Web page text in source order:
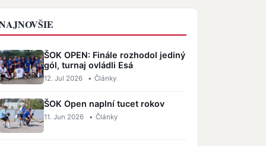
ŠOK OPEN: Finále rozhodol jediný
gól, turnaj ovládli Esá
12. Jul 2026 • Články
ŠOK Open naplní tucet rokov
11. Jun 2026 • Články